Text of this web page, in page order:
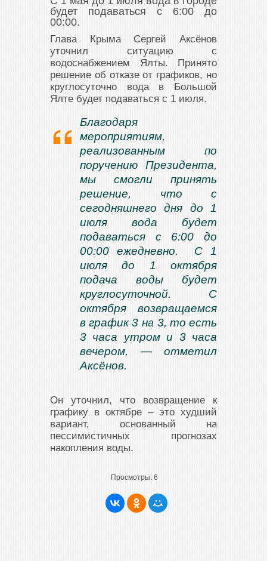
будет подаваться с 6:00 до
00:00.
Глава Крыма Сергей Аксёнов
уточнил ситуацию с
водоснабжением Ялты. Принято
решение об отказе от графиков, но
круглосуточно вода в Большой
Ялте будет подаваться с 1 июля.
Благодаря
мероприятиям,
реализованным по
поручению Президента,
мы смогли принять
решение, что с
сегодняшнего дня до 1
июля вода будет
подаваться с 6:00 до
00:00 ежедневно. С 1
июля до 1 октября
подача воды будет
круглосуточной. С
октября возвращаемся
в график 3 на 3, то есть
3 часа утром и 3 часа
вечером, — отметил
Аксёнов.
Он уточнил, что возвращение к
графику в октябре – это худший
вариант, основанный на
пессимистичных прогнозах
накопления воды.
Просмотры: 6